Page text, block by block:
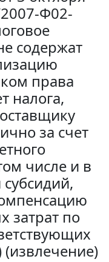
Ф02-
содержат
права
налога,
за счет
числе и в
затрат по
(извлечение)